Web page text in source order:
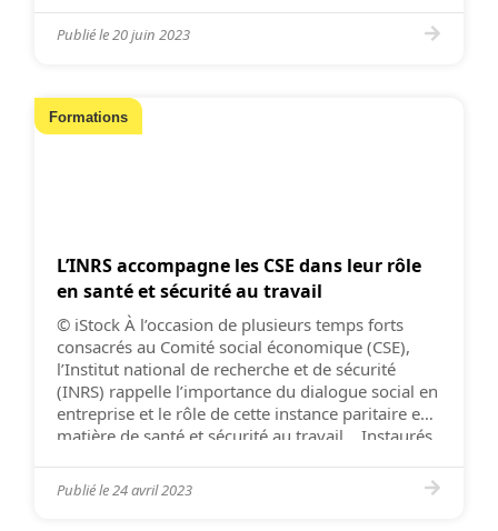
CSE ? […]
Publié le20 juin 2023
Formations
L’INRS accompagne les CSE dans leur rôle
en santé et sécurité au travail
© iStock À l’occasion de plusieurs temps forts
consacrés au Comité social économique (CSE),
l’Institut national de recherche et de sécurité
(INRS) rappelle l’importance du dialogue social en
entreprise et le rôle de cette instance paritaire en
matière de santé et sécurité au travail. Instaurés
ont fait […]
Publié le24 avril 2023